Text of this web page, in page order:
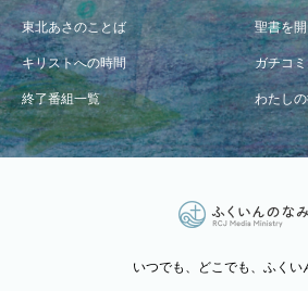
東北あさのことば 聖書を
キリストへの時間 ガチコミ
終了番組一覧 わたし
いつでも、どこでも、ふくい